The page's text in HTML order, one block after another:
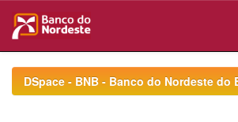
navigationDSpace - BNB - Banco do Nordeste do